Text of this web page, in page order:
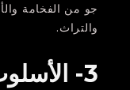
جو من الفخامة
والتراث.
3- الأسلوب الحديث التقليدي: